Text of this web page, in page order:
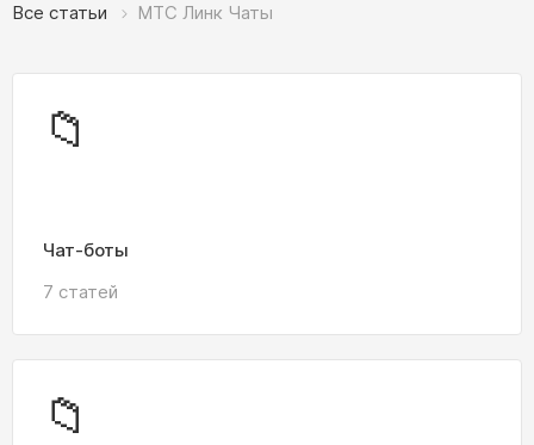
Все статьи МТС Линк Чаты
📁
Чат-боты
7 статей
📁